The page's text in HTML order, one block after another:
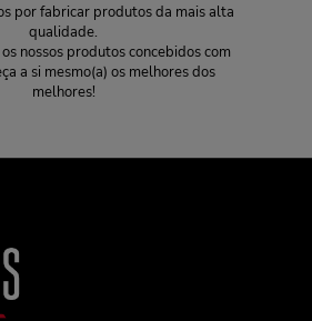
por fabricar produtos da mais alta
qualidade.
nossos produtos concebidos com
a si mesmo(a) os melhores dos
melhores!